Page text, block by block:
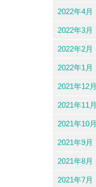
2022年4月
2022年3月
2022年2月
2022年1月
2021年12月
2021年11月
2021年10月
2021年9月
2021年8月
2021年7月